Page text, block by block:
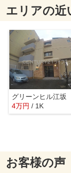
エリアの近
グリーンヒル江坂
4万円 / 1K
お客様の声